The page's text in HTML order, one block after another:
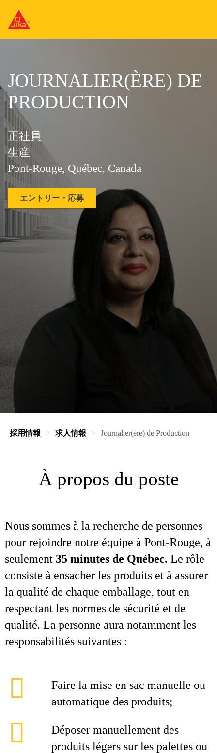
JOURNALIER(ÈRE) DE
PRODUCTION
正社員
生産
Pont-Rouge, Québec, Canada
エントリー・応募
採用情報 求人情報 Journalier(ère) de Production
À propos du poste
Nous sommes à la recherche de personnes
pour rejoindre notre équipe à Pont‑Rouge, à
seulement 35 minutes de Québec. Le rôle
consiste à ensacher les produits et à assurer
la qualité de chaque emballage, tout en
respectant les normes de sécurité et de
qualité. La personne aura notamment les
responsabilités suivantes :
Faire la mise en sac manuelle ou
automatique des produits;
Déposer manuellement des
produits légers sur les palettes ou